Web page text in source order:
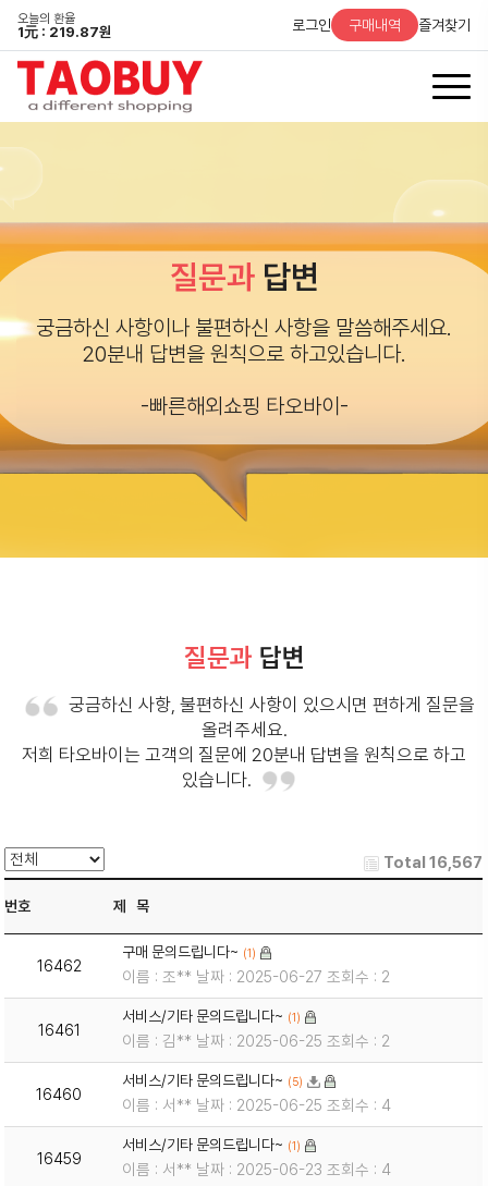
오늘의 환율
1元 : 219.87원 로그인 구매내역 즐겨찾기
질문과 답변
궁금하신 사항이나 불편하신 사항을 말씀해주세요.
20분내 답변을 원칙으로 하고있습니다.
-빠른해외쇼핑 타오바이-
질문과 답변
궁금하신 사항, 불편하신 사항이 있으시면 편하게 질문을
올려주세요.
저희 타오바이는 고객의 질문에 20분내 답변을 원칙으로 하고
있습니다.
Total 16,567
번호 제 목
16462
구매 문의드립니다~ (1)
이름 : 조** 날짜 : 2025-06-27 조회수 : 2
16461
서비스/기타 문의드립니다~ (1)
이름 : 김** 날짜 : 2025-06-25 조회수 : 2
16460
서비스/기타 문의드립니다~ (5)
이름 : 서** 날짜 : 2025-06-25 조회수 : 4
16459
서비스/기타 문의드립니다~ (1)
이름 : 서** 날짜 : 2025-06-23 조회수 : 4